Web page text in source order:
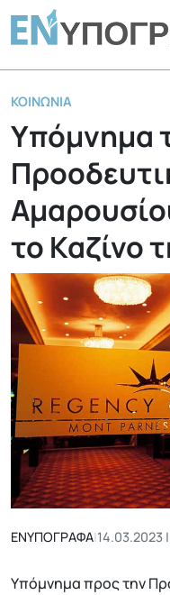
ΚΟΙΝΩΝΊΑ
Υπόμνημα
το Καζίνο
ΕΝΥΠΟΓΡΑΦΑ|14.03.2023 |
Υπόμνημα προς την